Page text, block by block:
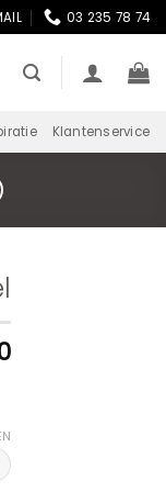
03 235 78 74
Klantenservice
Prijsklasse: